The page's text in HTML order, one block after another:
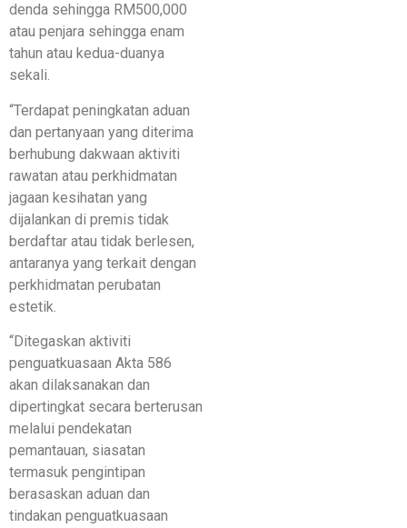
denda sehingga RM500,000
atau penjara sehingga enam
tahun atau kedua-duanya
sekali.
“Terdapat peningkatan aduan
dan pertanyaan yang diterima
berhubung dakwaan aktiviti
rawatan atau perkhidmatan
jagaan kesihatan yang
dijalankan di premis tidak
berdaftar atau tidak berlesen,
antaranya yang terkait dengan
perkhidmatan perubatan
estetik.
“Ditegaskan aktiviti
penguatkuasaan Akta 586
akan dilaksanakan dan
dipertingkat secara berterusan
melalui pendekatan
pemantauan, siasatan
termasuk pengintipan
berasaskan aduan dan
tindakan penguatkuasaan